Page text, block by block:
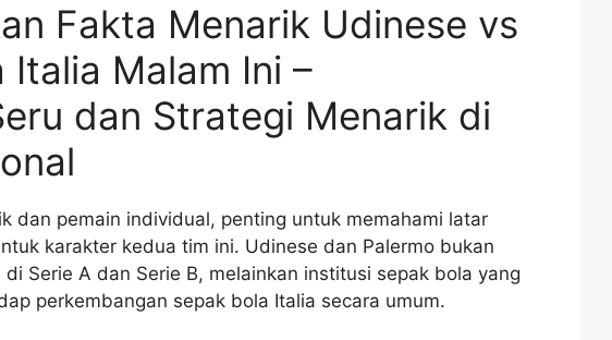
Fakta Menarik Udinese vs
Italia Malam Ini –
dan Strategi Menarik di
dan pemain individual, penting untuk memahami latar
karakter kedua tim ini. Udinese dan Palermo bukan
Serie A dan Serie B, melainkan institusi sepak bola yang
perkembangan sepak bola Italia secara umum.